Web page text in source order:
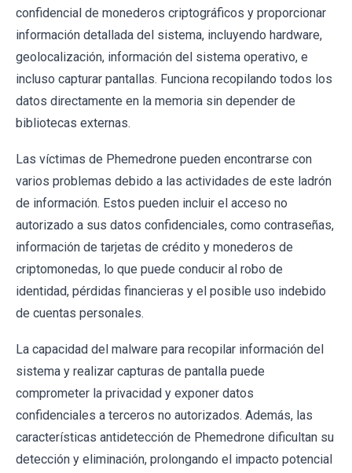
confidencial de monederos criptográficos y proporcionar
información detallada del sistema, incluyendo hardware,
geolocalización, información del sistema operativo, e
incluso capturar pantallas. Funciona recopilando todos los
datos directamente en la memoria sin depender de
bibliotecas externas.
Las víctimas de Phemedrone pueden encontrarse con
varios problemas debido a las actividades de este ladrón
de información. Estos pueden incluir el acceso no
autorizado a sus datos confidenciales, como contraseñas,
información de tarjetas de crédito y monederos de
criptomonedas, lo que puede conducir al robo de
identidad, pérdidas financieras y el posible uso indebido
de cuentas personales.
La capacidad del malware para recopilar información del
sistema y realizar capturas de pantalla puede
comprometer la privacidad y exponer datos
confidenciales a terceros no autorizados. Además, las
características antidetección de Phemedrone dificultan su
detección y eliminación, prolongando el impacto potencial